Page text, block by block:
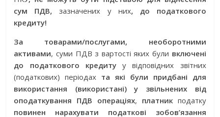
сум ПДВ,зазначених у них, до податкового
кредиту!
За товарами/послугами, необоротними
активами, суми ПДВ з вартості яких були включені
до податкового кредитуу відповідних звітних
(податкових) періодах та які були придбані для
використання (використані) у звільнених від
оподаткування ПДВ операціях, платникподатку
повинен нарахувати податкові зобов’язання